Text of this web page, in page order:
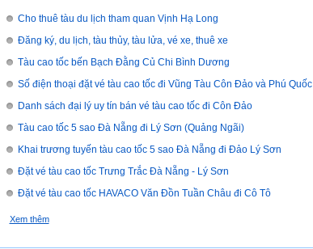
Cho thuê tàu du lịch tham quan Vịnh Hạ Long
Đăng ký, du lịch, tàu thủy, tàu lửa, vé xe, thuê xe
Tàu cao tốc bến Bạch Đằng Củ Chi Bình Dương
Số điện thoại đặt vé tàu cao tốc đi Vũng Tàu Côn Đảo và Phú Quốc
Danh sách đại lý uy tín bán vé tàu cao tốc đi Côn Đảo
Tàu cao tốc 5 sao Đà Nẵng đi Lý Sơn (Quảng Ngãi)
Khai trương tuyến tàu cao tốc 5 sao Đà Nẵng đi Đảo Lý Sơn
Đặt vé tàu cao tốc Trưng Trắc Đà Nẵng - Lý Sơn
Đặt vé tàu cao tốc HAVACO Văn Đồn Tuần Châu đi Cô Tô
Xem thêm